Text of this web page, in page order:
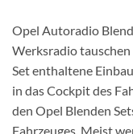
Opel Autoradio
Werksradio
Set enthaltene
in das Cockpit des
den Opel Blenden
Fahrzeuges. Meist